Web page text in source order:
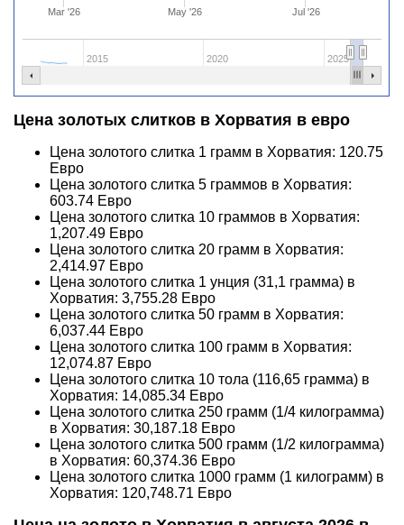
Mar '26 May '26 Jul '26
2015 2020 2025
Цена золотых слитков в Хорватия в евро
Цена золотого слитка 1 грамм в Хорватия: 120.75
Евро
Цена золотого слитка 5 граммов в Хорватия:
603.74 Евро
Цена золотого слитка 10 граммов в Хорватия:
1,207.49 Евро
Цена золотого слитка 20 грамм в Хорватия:
2,414.97 Евро
Цена золотого слитка 1 унция (31,1 грамма) в
Хорватия: 3,755.28 Евро
Цена золотого слитка 50 грамм в Хорватия:
6,037.44 Евро
Цена золотого слитка 100 грамм в Хорватия:
12,074.87 Евро
Цена золотого слитка 10 тола (116,65 грамма) в
Хорватия: 14,085.34 Евро
Цена золотого слитка 250 грамм (1/4 килограмма)
в Хорватия: 30,187.18 Евро
Цена золотого слитка 500 грамм (1/2 килограмма)
в Хорватия: 60,374.36 Евро
Цена золотого слитка 1000 грамм (1 килограмм) в
Хорватия: 120,748.71 Евро